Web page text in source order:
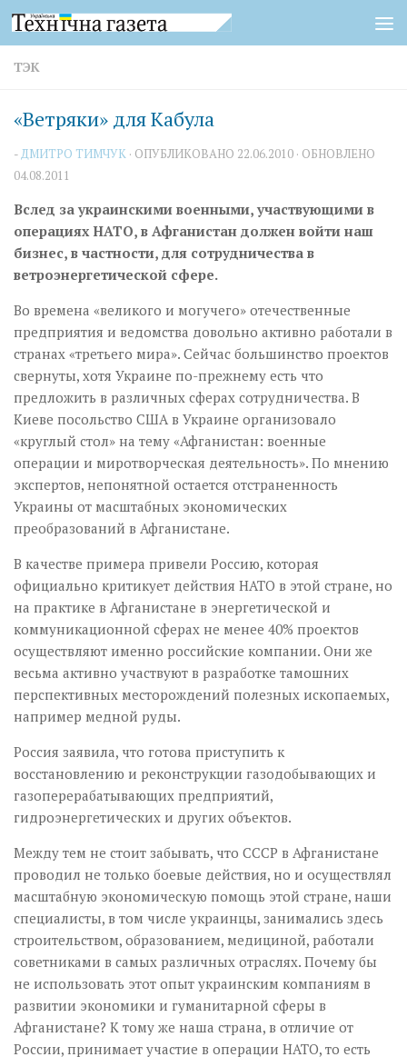
Перейти к содержимому
ТЭК
«Ветряки» для Кабула
-ДМИТРО ТИМЧУК · ОПУБЛИКОВАНО 22.06.2010 · ОБНОВЛЕНО
04.08.2011
Вслед за украинскими военными, участвующими в
операциях НАТО, в Афганистан должен войти наш
бизнес, в частности, для сотрудничества в
ветроэнергетической сфере.
Во времена «великого и могучего» отечественные
предприятия и ведомства довольно активно работали в
странах «третьего мира». Сейчас большинство проектов
свернуты, хотя Украине по-прежнему есть что
предложить в различных сферах сотрудничества. В
Киеве посольство США в Украине организовало
«круглый стол» на тему «Афганистан: военные
операции и миротворческая деятельность». По мнению
экспертов, непонятной остается отстраненность
Украины от масштабных экономических
преобразований в Афганистане.
В качестве примера привели Россию, которая
официально критикует действия НАТО в этой стране, но
на практике в Афганистане в энергетической и
коммуникационной сферах не менее 40% проектов
осуществляют именно российские компании. Они же
весьма активно участвуют в разработке тамошних
перспективных месторождений полезных ископаемых,
например медной руды.
Россия заявила, что готова приступить к
восстановлению и реконструкции газодобывающих и
газоперерабатывающих предприятий,
гидроэнергетических и других объектов.
Между тем не стоит забывать, что СССР в Афганистане
проводил не только боевые действия, но и осуществлял
масштабную экономическую помощь этой стране, наши
специалисты, в том числе украинцы, занимались здесь
строительством, образованием, медициной, работали
советниками в самых различных отраслях. Почему бы
не использовать этот опыт украинским компаниям в
развитии экономики и гуманитарной сферы в
Афганистане? К тому же наша страна, в отличие от
России, принимает участие в операции НАТО, то есть